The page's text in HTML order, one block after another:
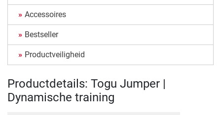
Accessoires
Bestseller
Productveiligheid
Productdetails: Togu Jumper |
Dynamische training